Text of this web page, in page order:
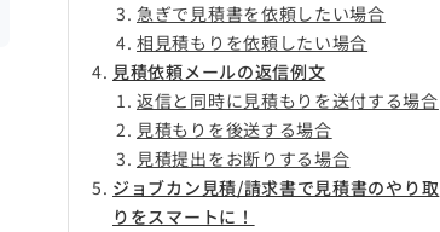
急ぎで見積書を依頼したい場合
相見積もりを依頼したい場合
見積依頼メールの返信例文
返信と同時に見積もりを送付する場合
見積もりを後送する場合
見積提出をお断りする場合
ジョブカン見積/請求書で見積書のやり取
りをスマートに！